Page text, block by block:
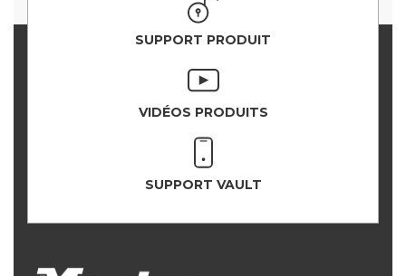
SUPPORT PRODUIT
VIDÉOS PRODUITS
SUPPORT VAULT